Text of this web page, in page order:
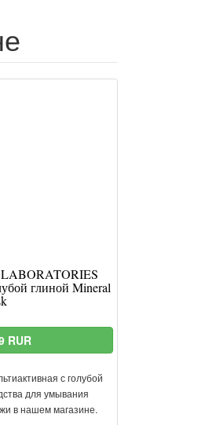
глиной Mineral
RUR
с голубой
для умывания
в нашем магазине.